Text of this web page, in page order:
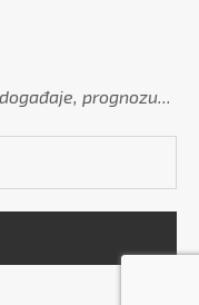
prognozu...